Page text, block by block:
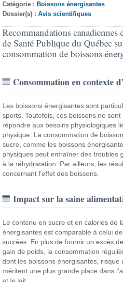
Catégorie : Boissons énergisantes
Dossier(s) :Avis scientifiques
Recommandations
de Santé Publique du Québec
consommation de boissons
Consommation en contexte
Les boissons énergisantes sont
sports. Toutefois, ces boissons ne
répondre aux besoins physiologiques
physique. La consommation de
sucre, comme les boissons
physiques peut entraîner des troubles
à la réhydratation. Par ailleurs, les
concernant l’effet des boissons.
Impact sur la saine
Le contenu en sucre et en calories de
énergisantes est comparable à celui
sucrées. En plus de fournir un excès
gain de poids, la consommation
dont les boissons énergisantes, risque
méritent une plus grande place dans